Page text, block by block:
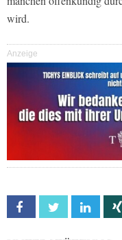
wird.
Anzeige
Facebook Twitter